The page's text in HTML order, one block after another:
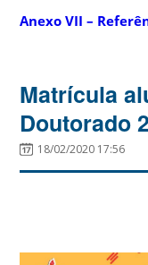
Anexo VII –
Matrícula
Doutorado
18/02/2020 17:56